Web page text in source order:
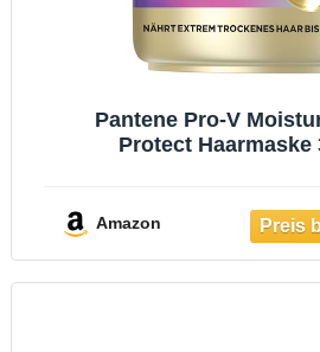
Pantene Pro-V
Protect Haarmaske
V Formel und
Amazon